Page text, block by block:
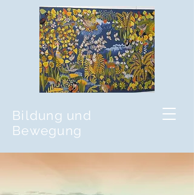
Bildung und
Bewegung